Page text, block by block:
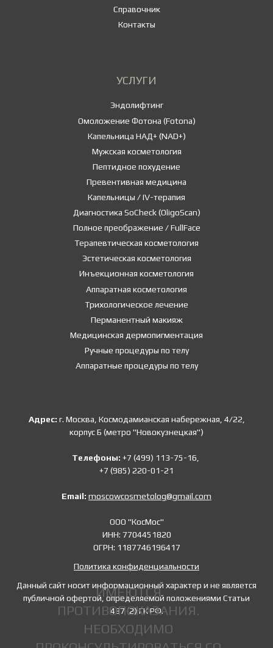
Справочник
Контакты
УСЛУГИ
Эндолифтинг
Омоложение Фотона (Fotona)
Капельница НАД+ (NAD+)
Мужская косметология
Пептидное похудение
Превентивная медицина
Капельницы / IV-терапия
Диагностика SoCheck (OligoScan)
Полное преображение / FullFace
Терапевтическая косметология
Эстетическая косметология
Инъекционная косметология
Аппаратная косметология
Трихологическое лечение
Перманентный макияж
Медицинская дермопигментация
Ручные процедуры по телу
Аппаратные процедуры по телу
Адрес: г. Москва, Космодамианская набережная, 4/22,
корпус Б (метро "Новокузнецкая")
Телефоны: +7 (499) 113-75-16,
+7 (985) 220-01-21
Email: moscowcosmetolog@gmail.com
ООО "КосМос"
ИНН: 7704451820
ОГРН: 1187746196417
Политика конфиденциальности
Данный сайт носит информационный характер и не является
публичной офертой, определяемой положениями Статьи
437 (2) ГК РФ.
ИМЕЮТСЯ
ПРОТИВОПОКАЗАНИЯ.
НЕОБХОДИМО